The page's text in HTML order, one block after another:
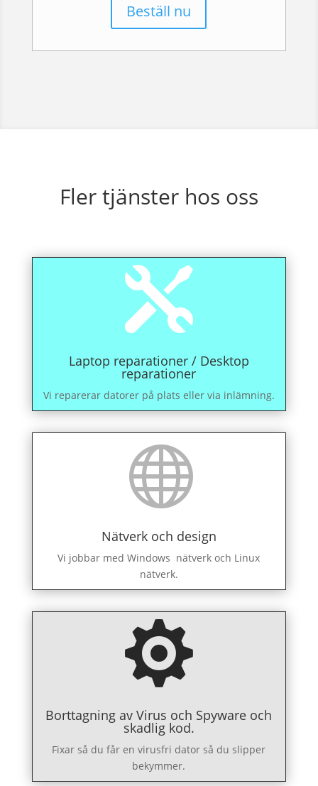
Beställ nu
Fler tjänster hos oss

Laptop reparationer / Desktop
reparationer
Vi reparerar datorer på plats eller via inlämning.

Nätverk och design
Vi jobbar med Windows nätverk och Linux
nätverk.

Borttagning av Virus och Spyware och
skadlig kod.
Fixar så du får en virusfri dator så du slipper
bekymmer.